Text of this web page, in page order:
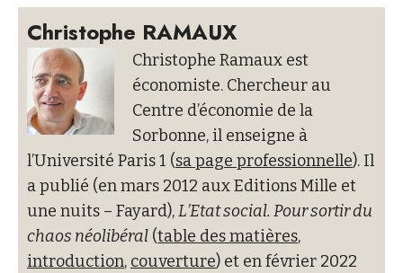
Christophe RAMAUX
Christophe Ramaux est
économiste. Chercheur au
Centre d’économie de la
Sorbonne, il enseigne à
l’Université Paris 1 (sa page professionnelle). Il
a publié (en mars 2012 aux Editions Mille et
une nuits – Fayard),L’Etat social. Pour sortir du
chaos néolibéral (table des matières,
introduction, couverture) et en février 2022